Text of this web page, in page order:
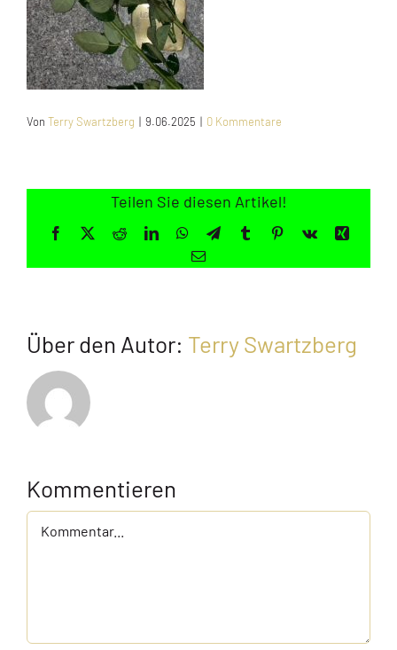
Jugendliche
Unterstützen
Kontakt
Von Terry Swartzberg | 9.06.2025 | 0 Kommentare
Teilen Sie diesen Artikel!
Facebook
X RedditLinkedInWhatsApp
TelegramTumblrPinterest
Vk
Xing
E-
Mail
Über den Autor: Terry Swartzberg
Kommentieren
Kommentar